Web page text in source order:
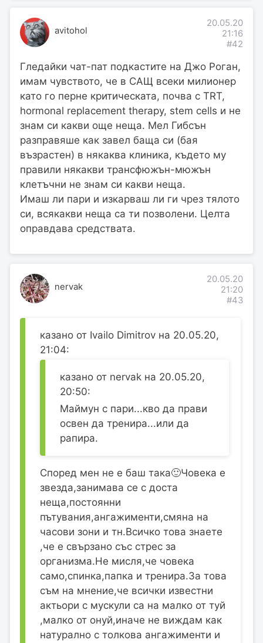
avitohol
20.05.20
21:16
#42
Гледайки чат-пат подкастите на Джо Роган,
имам чувството, че в САЩ всеки милионер
като го перне критическата, почва с TRT,
hormonal replacement therapy, stem cells и не
знам си какви още неща. Мел Гибсън
разправяше как завел баща си (бая
възрастен) в някаква клиника, където му
правили някакви трансфюжън-мюжън
клетъчни не знам си какви неща.
Имаш ли пари и изкарваш ли ги чрез тялото
си, всякакви неща са ти позволени. Целта
оправдава средствата.
nervak
20.05.20
21:20
#43
казано от Ivailo Dimitrov на 20.05.20,
21:04:
казано от nervak на 20.05.20,
20:50:
Маймун с пари...кво да прави
освен да тренира...или да
рапира.
Според мен не е баш така🙂Човека е
звезда,занимава се с доста
неща,постоянни
пътувания,ангажименти,смяна на
часови зони и тн.Всичко това знаете
,че е свързано със стрес за
организма.Не мисля,че човека
само,спинка,папка и тренира.За това
съм на мнение,че всички известни
актьори с мускули са на малко от туй
,малко от онуй,иначе не виждам как
натурално с толкова ангажименти и